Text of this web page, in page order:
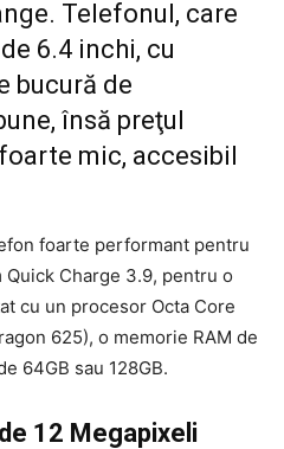
Telefonul, care
6.4 inchi, cu
bucură de
însă preţul
mic, accesibil
foarte performant pentru
Charge 3.9, pentru o
cu un procesor Octa Core
625), o memorie RAM de
64GB sau 128GB.
12 Megapixeli